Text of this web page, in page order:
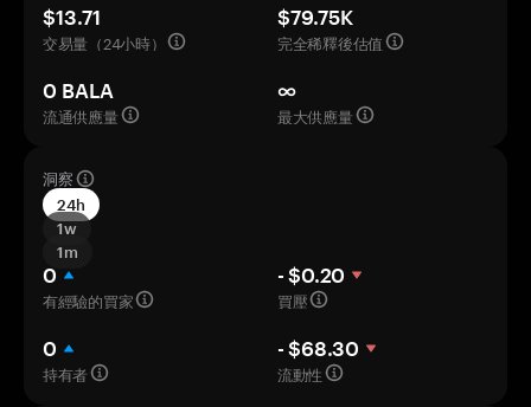
$13.71
交易量（24小時）
$79.75K
完全稀釋後估值
0 BALA
流通供應量
∞
最大供應量
洞察
24h
1w
1m
0
有經驗的買家
- $0.20
買壓
0
持有者
- $68.30
流動性